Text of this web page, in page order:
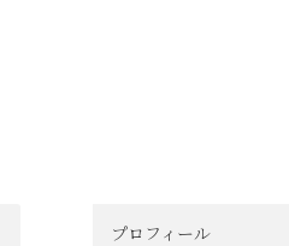
プロフィール